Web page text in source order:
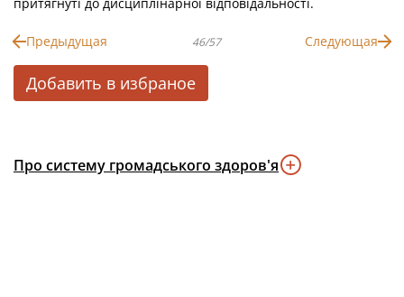
Предыдущая 46/57 Следующая
Добавить в избраное
Про систему громадського здоров'я